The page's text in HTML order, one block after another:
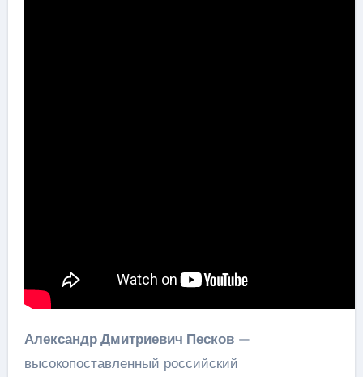
Александр Дмитриевич Песков—
высокопоставленный российский